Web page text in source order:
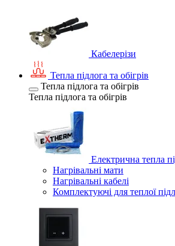
Кабелерізи
Тепла підлога та обігрів
Тепла підлога та обігрів
Тепла підлога та обігрів
Електрична тепла
Нагрівальні мати
Нагрівальні кабелі
Комплектуючі для теплої